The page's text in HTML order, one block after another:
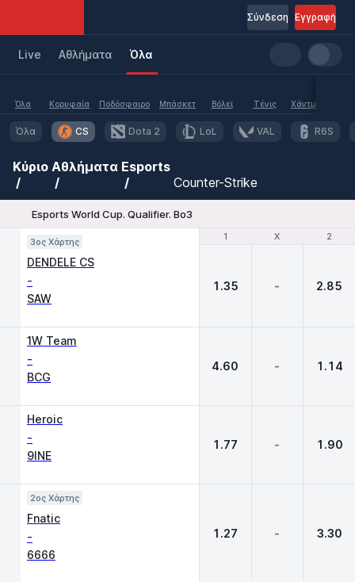
Εγγραφή
Σύνδεση
Live Aθλήματα Όλα
Όλα Κορυφαία Ποδόσφαιρο Μπάσκετ Βόλεϊ Τένις Χάντμπολ
Όλα CS Dota 2 LoL VAL R6S
Κύριο Αθλήματα Esports
Counter-Strike
Esports World Cup. Qualifier. Bo3
1 X 2
3ος Χάρτης
DENDELE CS
-
SAW
1 X 2
1.35 - 2.85
1W Team
-
BCG
4.60 - 1.14
Heroic
-
9INE
1.77 - 1.90
2ος Χάρτης
Fnatic
-
6666
1.27 - 3.30